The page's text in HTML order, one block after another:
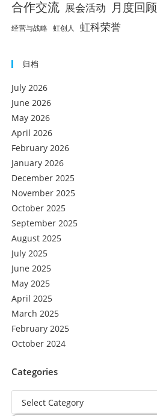
合作交流 展会活动 月度回顾
经营与战略 虹创人 虹科荣誉
归档
July 2026
June 2026
May 2026
April 2026
February 2026
January 2026
December 2025
November 2025
October 2025
September 2025
August 2025
July 2025
June 2025
May 2025
April 2025
March 2025
February 2025
October 2024
Categories